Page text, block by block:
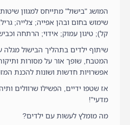
המושג "בישול" מתייחס למגוון
שימוש בחום ובהן אפייה; צלייה;
קל); טיגון עמוק; אידוי; הרתחה
שיתוף ילדים בתהליך הבישול
המטבח, שופך אור על מסורות
אפשרויות חדשות ושונות להכנת
אז שטפו ידיים, הפשילו שרוולים
מדעי"!
מה מומלץ לעשות עם ילדים?